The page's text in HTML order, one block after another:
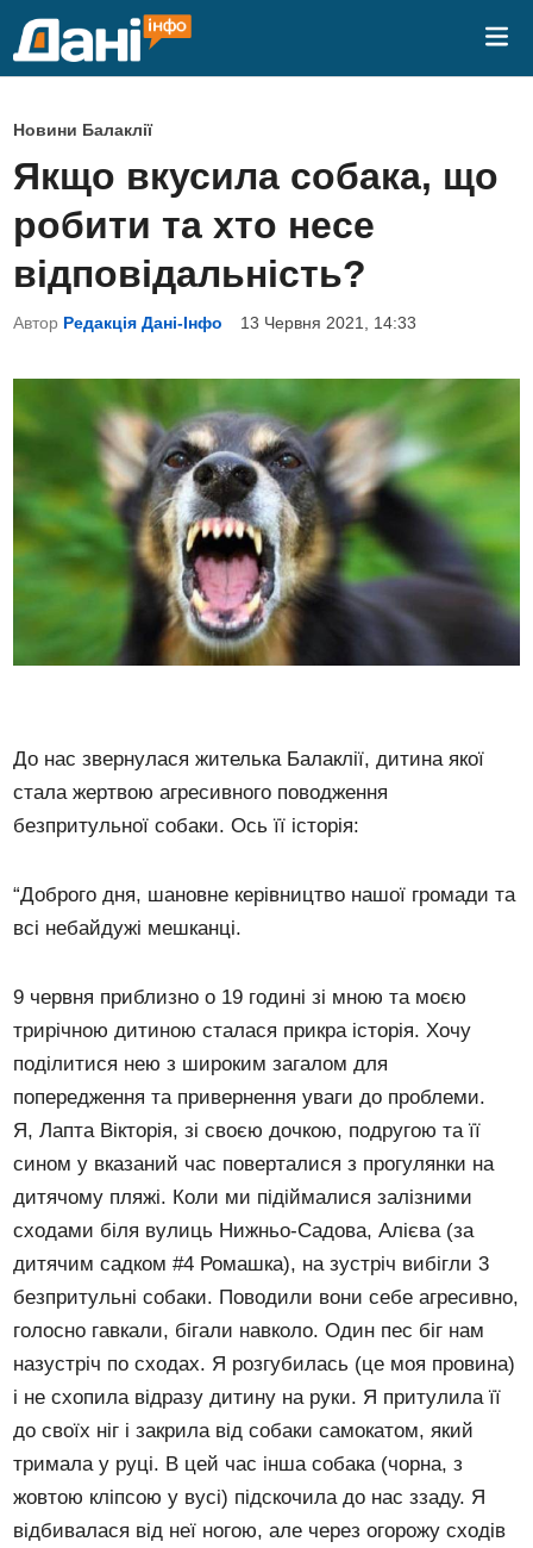
P
o
s
e
d
i
Новини Балаклії
Якщо вкусила собака, що
робити та хто несе
відповідальність?
Автор Редакція Дані-Інфо 13 Червня 2021, 14:33
До нас звернулася жителька Балаклії, дитина якої
стала жертвою агресивного поводження
безпритульної собаки. Ось її історія:
“Доброго дня, шановне керівництво нашої громади та
всі небайдужі мешканці.
9 червня приблизно о 19 годині зі мною та моєю
трирічною дитиною сталася прикра історія. Хочу
поділитися нею з широким загалом для
попередження та привернення уваги до проблеми.
Я, Лапта Вікторія, зі своєю дочкою, подругою та її
сином у вказаний час поверталися з прогулянки на
дитячому пляжі. Коли ми підіймалися залізними
сходами біля вулиць Нижньо-Садова, Алієва (за
дитячим садком #4 Ромашка), на зустріч вибігли 3
безпритульні собаки. Поводили вони себе агресивно,
голосно гавкали, бігали навколо. Один пес біг нам
назустріч по сходах. Я розгубилась (це моя провина)
і не схопила відразу дитину на руки. Я притулила її
до своїх ніг і закрила від собаки самокатом, який
тримала у руці. В цей час інша собака (чорна, з
жовтою кліпсою у вусі) підскочила до нас ззаду. Я
відбивалася від неї ногою, але через огорожу сходів